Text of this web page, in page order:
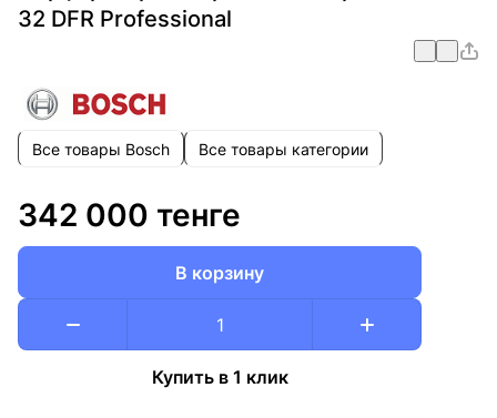
32 DFR Professional
Все товары Bosch Все товары категории
342 000 тенге
В корзину
Купить в 1 клик